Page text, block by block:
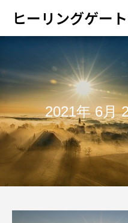
ヒーリングゲート
2021年 6月